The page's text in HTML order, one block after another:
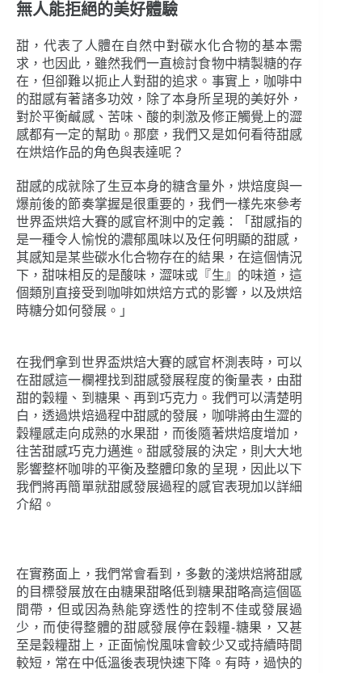
無人能拒絕的美好體驗
甜，代表了人體在自然中對碳水化合物的基本需
求，也因此，雖然我們一直檢討食物中精製糖的存
在，但卻難以扼止人對甜的追求。事實上，咖啡中
的甜感有著諸多功效，除了本身所呈現的美好外，
對於平衡鹹感、苦味、酸的刺激及修正觸覺上的澀
感都有一定的幫助。那麼，我們又是如何看待甜感
在烘焙作品的角色與表達呢？
甜感的成就除了生豆本身的糖含量外，烘焙度與一
爆前後的節奏掌握是很重要的，我們一樣先來參考
世界盃烘焙大賽的感官杯測中的定義：「甜感指的
是一種令人愉悅的濃郁風味以及任何明顯的甜感，
其感知是某些碳水化合物存在的結果，在這個情況
下，甜味相反的是酸味，澀味或『生』的味道，這
個類別直接受到咖啡如烘焙方式的影響，以及烘焙
時糖分如何發展。」
在我們拿到世界盃烘焙大賽的感官杯測表時，可以
在甜感這一欄裡找到甜感發展程度的衡量表，由甜
甜的穀糧、到糖果、再到巧克力。我們可以清楚明
白，透過烘焙過程中甜感的發展，咖啡將由生澀的
穀糧感走向成熟的水果甜，而後隨著烘焙度增加，
往苦甜感巧克力邁進。甜感發展的決定，則大大地
影響整杯咖啡的平衡及整體印象的呈現，因此以下
我們將再簡單就甜感發展過程的感官表現加以詳細
介紹。
在實務面上，我們常會看到，多數的淺烘焙將甜感
的目標發展放在由糖果甜略低到糖果甜略高這個區
間帶，但或因為熱能穿透性的控制不佳或發展過
少，而使得整體的甜感發展停在穀糧-糖果，又甚
至是穀糧甜上，正面愉悅風味會較少又或持續時間
較短，常在中低溫後表現快速下降。有時，過快的